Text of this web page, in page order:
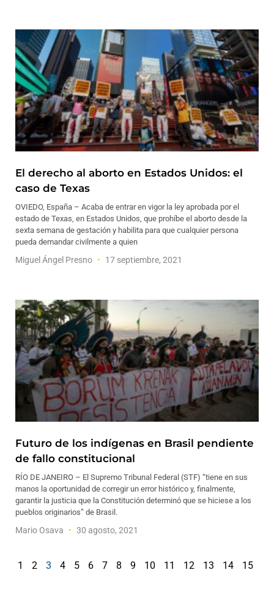
El derecho al aborto en Estados Unidos: el
caso de Texas
OVIEDO, España – Acaba de entrar en vigor la ley aprobada por el
estado de Texas, en Estados Unidos, que prohíbe el aborto desde la
sexta semana de gestación y habilita para que cualquier persona
pueda demandar civilmente a quien
Miguel Ángel Presno 17 septiembre, 2021
Futuro de los indígenas en Brasil pendiente
de fallo constitucional
RÍO DE JANEIRO – El Supremo Tribunal Federal (STF) “tiene en sus
manos la oportunidad de corregir un error histórico y, finalmente,
garantir la justicia que la Constitución determinó que se hiciese a los
pueblos originarios” de Brasil.
Mario Osava 30 agosto, 2021
1 2 3 4 5 6 7 8 9 10 11 12 13 14 15